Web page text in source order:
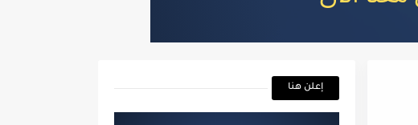
إعلن هنا